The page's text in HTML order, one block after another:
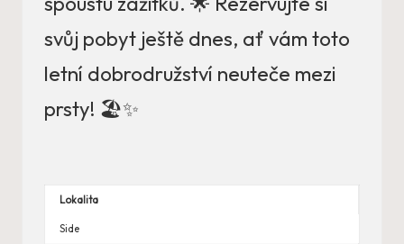
svůj pobyt ještě dnes, ať vám toto
letní dobrodružství neuteče mezi
prsty! 🏖️✨
Lokalita
Side